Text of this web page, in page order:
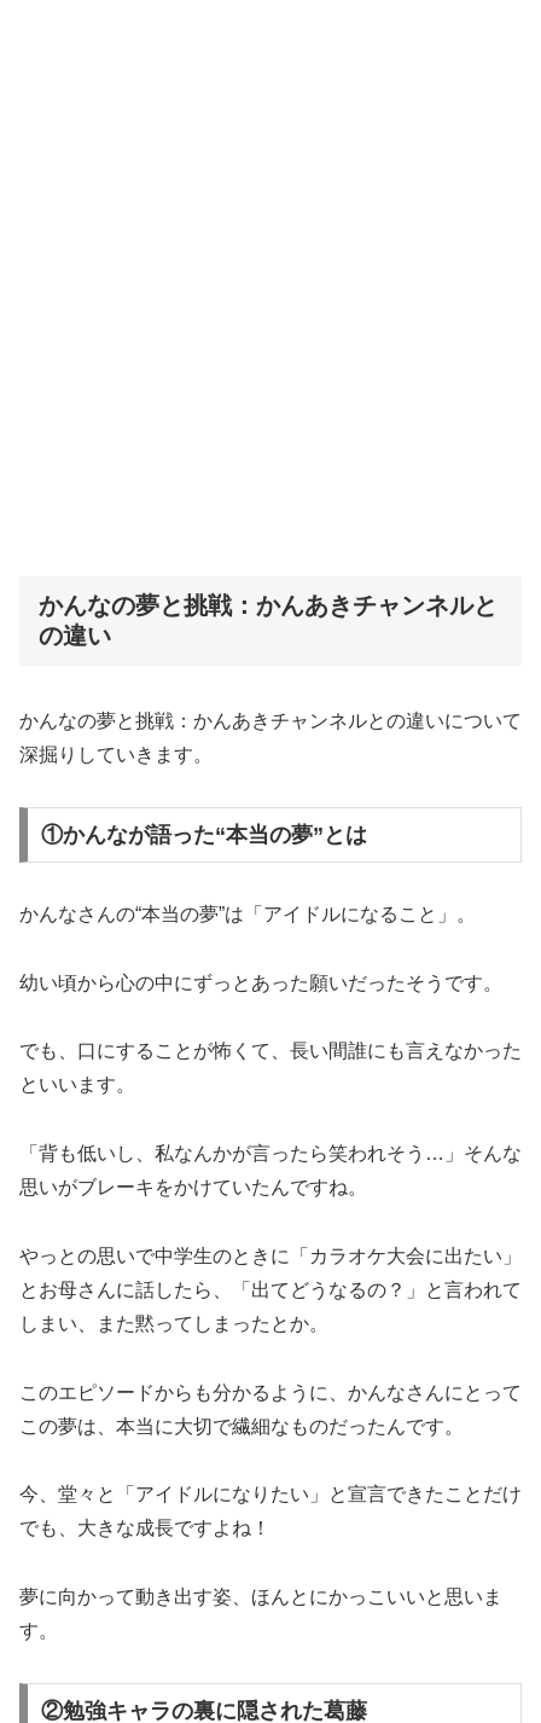
かんなの夢と挑戦：かんあきチャンネルと
の違い
かんなの夢と挑戦：かんあきチャンネルとの違いについて
深掘りしていきます。
①かんなが語った“本当の夢”とは
かんなさんの“本当の夢”は「アイドルになること」。
幼い頃から心の中にずっとあった願いだったそうです。
でも、口にすることが怖くて、長い間誰にも言えなかった
といいます。
「背も低いし、私なんかが言ったら笑われそう…」そんな
思いがブレーキをかけていたんですね。
やっとの思いで中学生のときに「カラオケ大会に出たい」
とお母さんに話したら、「出てどうなるの？」と言われて
しまい、また黙ってしまったとか。
このエピソードからも分かるように、かんなさんにとって
この夢は、本当に大切で繊細なものだったんです。
今、堂々と「アイドルになりたい」と宣言できたことだけ
でも、大きな成長ですよね！
夢に向かって動き出す姿、ほんとにかっこいいと思いま
す。
②勉強キャラの裏に隠された葛藤